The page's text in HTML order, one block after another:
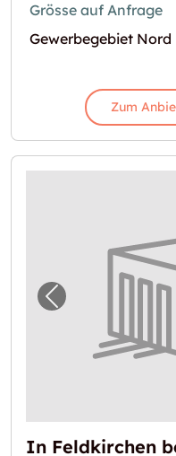
Grösse auf Anfrage
Gewerbegebiet
Zum
Vorheriges